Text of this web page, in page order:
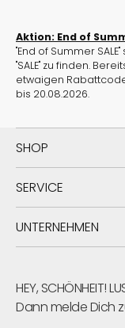
Aktion: End of
"End of Summer
"SALE" zu finden.
etwaigen
bis 20.08.2026.
SHOP
SERVICE
UNTERNEHMEN
HEY, SCHÖNHEIT!
Dann melde Dich